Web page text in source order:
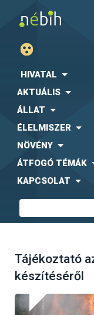
HIVATAL
AKTUÁLIS
ÁLLAT
ÉLELMISZER
NÖVÉNY
ÁTFOGÓ TÉMÁK
KAPCSOLAT
Tájékoztató
készítéséről